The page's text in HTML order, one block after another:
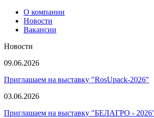
О компании
Новости
Вакансии
Новости
09.06.2026
Приглашаем на выставку "RosUpack-2026"
03.06.2026
Приглашаем на выставку "БЕЛАГРО -